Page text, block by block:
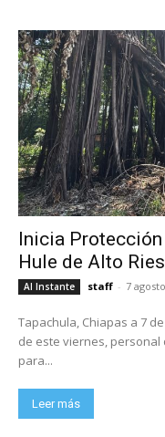
Inicia
Hule de Alto
Al Instante staff - 7
Tapachula, Chiapas a 7
de este viernes, personal
para...
Leer más